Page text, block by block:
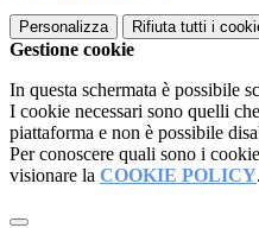
Personalizza Rifiuta tutti i
Gestione cookie
In questa schermata è possibile
I cookie necessari sono quelli
piattaforma e non è possibile
Per conoscere quali sono i
visionare la COOKIE POLICY.